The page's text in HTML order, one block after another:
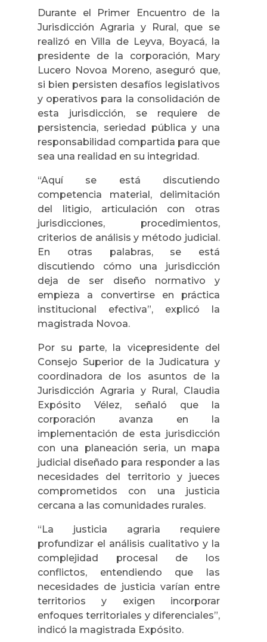
Durante el Primer Encuentro de la
Jurisdicción Agraria y Rural, que se
realizó en Villa de Leyva, Boyacá, la
presidente de la corporación, Mary
Lucero Novoa Moreno, aseguró que,
si bien persisten desafíos legislativos
y operativos para la consolidación de
esta jurisdicción, se requiere de
persistencia, seriedad pública y una
responsabilidad compartida para que
sea una realidad en su integridad.
“Aquí se está discutiendo
competencia material, delimitación
del litigio, articulación con otras
jurisdicciones, procedimientos,
criterios de análisis y método judicial.
En otras palabras, se está
discutiendo cómo una jurisdicción
deja de ser diseño normativo y
empieza a convertirse en práctica
institucional efectiva”, explicó la
magistrada Novoa.
Por su parte, la vicepresidente del
Consejo Superior de la Judicatura y
coordinadora de los asuntos de la
Jurisdicción Agraria y Rural, Claudia
Expósito Vélez, señaló que la
corporación avanza en la
implementación de esta jurisdicción
con una planeación seria, un mapa
judicial diseñado para responder a las
necesidades del territorio y jueces
comprometidos con una justicia
cercana a las comunidades rurales.
“La justicia agraria requiere
profundizar el análisis cualitativo y la
complejidad procesal de los
conflictos, entendiendo que las
necesidades de justicia varían entre
territorios y exigen incorporar
enfoques territoriales y diferenciales”,
indicó la magistrada Expósito.